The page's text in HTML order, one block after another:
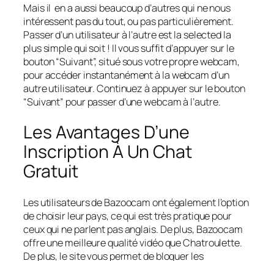
Mais il en a aussi beaucoup d’autres qui ne nous
intéressent pas du tout, ou pas particulièrement.
Passer d’un utilisateur à l’autre est la selected la
plus simple qui soit ! Il vous suffit d’appuyer sur le
bouton “Suivant”, situé sous votre propre webcam,
pour accéder instantanément à la webcam d’un
autre utilisateur. Continuez à appuyer sur le bouton
“Suivant” pour passer d’une webcam à l’autre.
Les Avantages D’une
Inscription À Un Chat
Gratuit
Les utilisateurs de Bazoocam ont également l’option
de choisir leur pays, ce qui est très pratique pour
ceux qui ne parlent pas anglais. De plus, Bazoocam
offre une meilleure qualité vidéo que Chatroulette.
De plus, le site vous permet de bloquer les